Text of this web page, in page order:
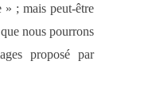
» ; mais peut-être
nous pourrons
proposé par